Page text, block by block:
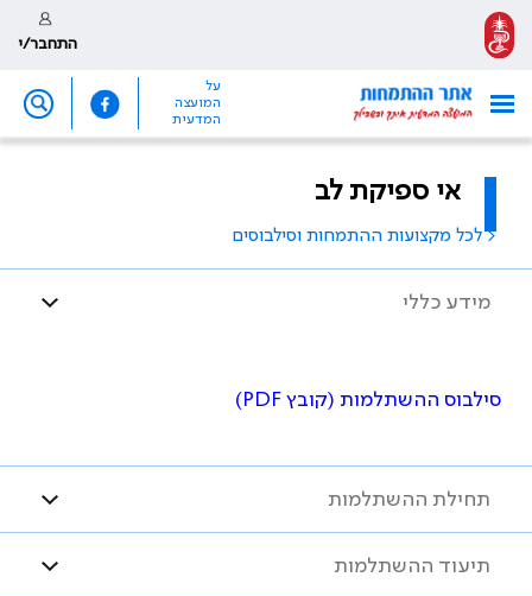
התחבר/י
על
המועצה
המדעית
אי ספיקת לב
< לכל מקצועות ההתמחות וסילבוסים
מידע כללי
סילבוס ההשתלמות (קובץ PDF)
תחילת ההשתלמות
תיעוד ההשתלמות